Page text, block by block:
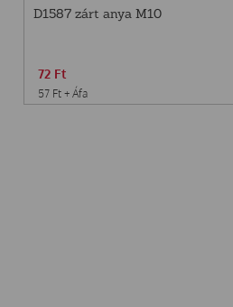
D1587 zárt anya M10
72 Ft
57 Ft + Áfa